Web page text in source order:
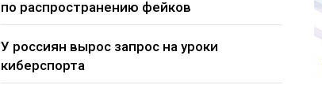
по распространению фейков
У россиян вырос запрос на уроки
киберспорта